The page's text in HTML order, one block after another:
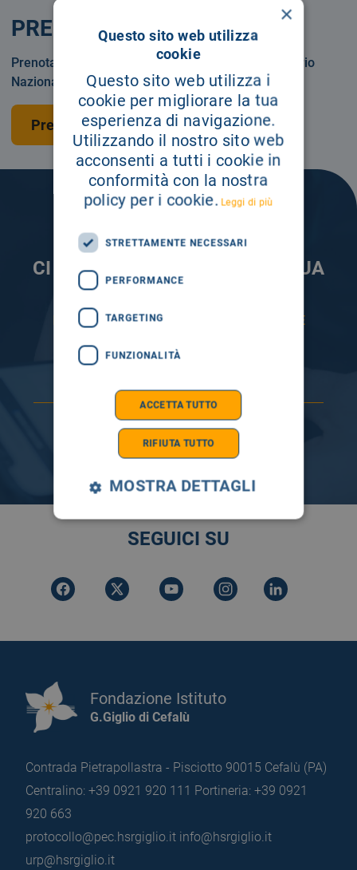
CI PRENDIAMO CURA DELLA TUA
INFORMAZIONE
ISCRIVITI AI NOSTRI CANALI PER RESTARE
PRENOTA
Prenotare una visita o un esame in Servizio Sanitario
Nazionale o privatamente.
Prenota una visita
SEGUICI SU
Fondazione Istituto
G.Giglio di Cefalù
Contrada Pietrapollastra - Pisciotto 90015 Cefalù (PA)
Centralino: +39 0921 920 111 Portineria: +39 0921
920 663
protocollo@pec.hsrgiglio.it info@hsrgiglio.it
urp@hsrgiglio.it
×
Questo sito web utilizza
cookie
Questo sito web utilizza i
cookie per migliorare la tua
esperienza di navigazione.
Utilizzando il nostro sito web
acconsenti a tutti i cookie in
conformità con la nostra
policy per i cookie. Leggi di più
STRETTAMENTE NECESSARI
PERFORMANCE
TARGETING
FUNZIONALITÀ
ACCETTA TUTTO
RIFIUTA TUTTO
MOSTRA DETTAGLI